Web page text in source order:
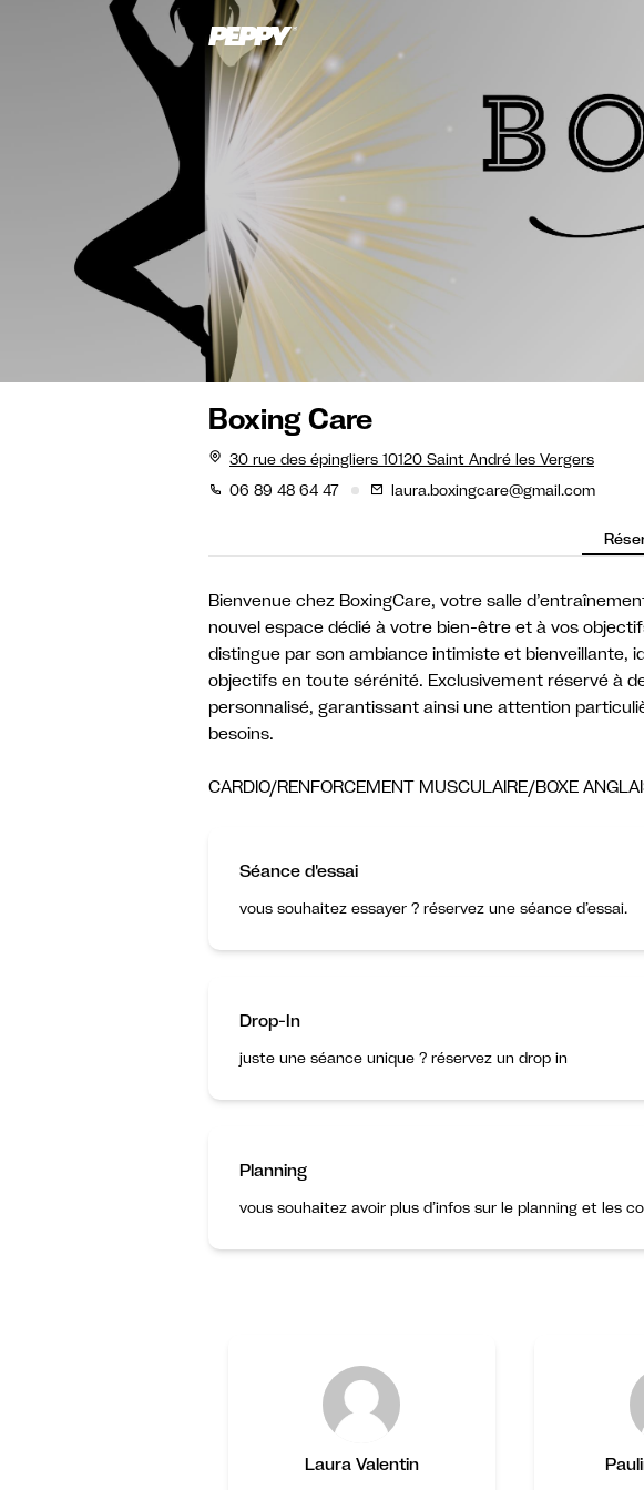
Boxing Care
30 rue des épingliers 10120 Saint André les Vergers
06 89 48 64 47
laura.boxingcare@gmail.com
Bienvenue chez BoxingCare, votre salle
nouvel espace dédié à votre bien-être et à vos
distingue par son ambiance intimiste et bienveillante,
objectifs en toute sérénité. Exclusivement réservé à
personnalisé, garantissant ainsi une attention
besoins.
CARDIO/RENFORCEMENT MUSCULAIRE/BOXE
Séance d'essai
vous souhaitez essayer ? réservez une séance d’essai.
Drop-In
juste une séance unique ? réservez un drop in
Planning
vous souhaitez avoir plus d’infos sur le planning et les
Laura Valentin